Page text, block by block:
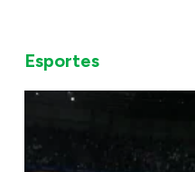
Esportes